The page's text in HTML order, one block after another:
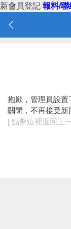
新會員登記 報料/
抱歉，管理員設置
關閉，不再接受新
[ 點擊這裡返回上